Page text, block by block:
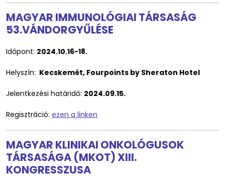
MAGYAR IMMUNOLÓGIAI TÁRSASÁG
53.VÁNDORGYŰLÉSE
Időpont: 2024.10.16-18.
Helyszín: Kecskemét, Fourpoints by Sheraton Hotel
Jelentkezési határidő: 2024.09.15.
Regisztráció: ezen a linken
MAGYAR KLINIKAI ONKOLÓGUSOK
TÁRSASÁGA (MKOT) XIII.
KONGRESSZUSA